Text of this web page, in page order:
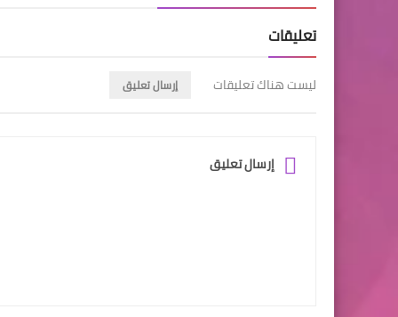
تعليقات
ليست هناك تعليقات إرسال تعليق
إرسال تعليق